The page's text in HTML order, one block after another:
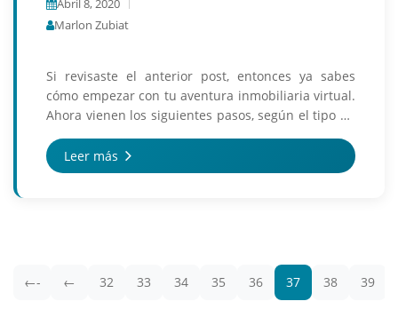
Abril 8, 2020
Marlon Zubiat
Si revisaste el anterior post, entonces ya sabes
cómo empezar con tu aventura inmobiliaria virtual.
Ahora vienen los siguientes pasos, según el tipo de
operación y el rol que tengas. CIERRE DE OPERAC...
Leer más
←- ← 32 33 34 35 36 37 38 39